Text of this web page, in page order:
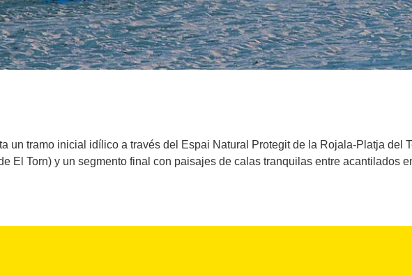
un tramo inicial idílico a través del Espai Natural Protegit de la Rojala-Platja del
El Torn) y un segmento final con paisajes de calas tranquilas entre acantilados